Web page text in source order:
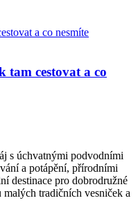
tam cestovat a co
s úchvatnými podvodními
a potápění, přírodními
destinace pro dobrodružné
malých tradičních vesniček a